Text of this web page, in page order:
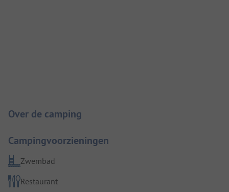
Over de camping
Campingvoorzieningen
Zwembad
Restaurant